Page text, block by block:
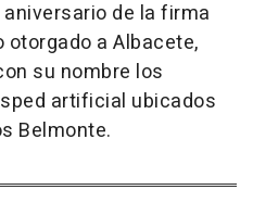
de la firma
otorgado a Albacete,
su nombre los
artificial ubicados
Belmonte.